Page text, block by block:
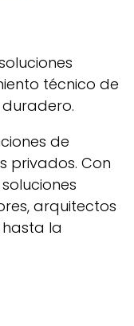
técnico de
de
privados. Con
arquitectos
la